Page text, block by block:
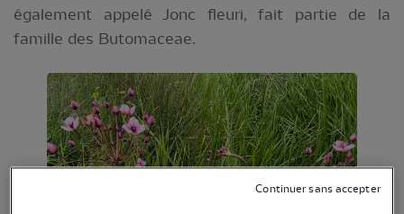
également appelé Jonc fleuri, fait partie de la
famille des Butomaceae.
Continuer sans accepter